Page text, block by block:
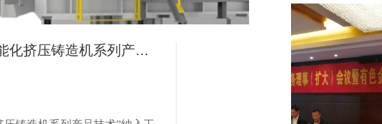
化挤压铸造机系列产品